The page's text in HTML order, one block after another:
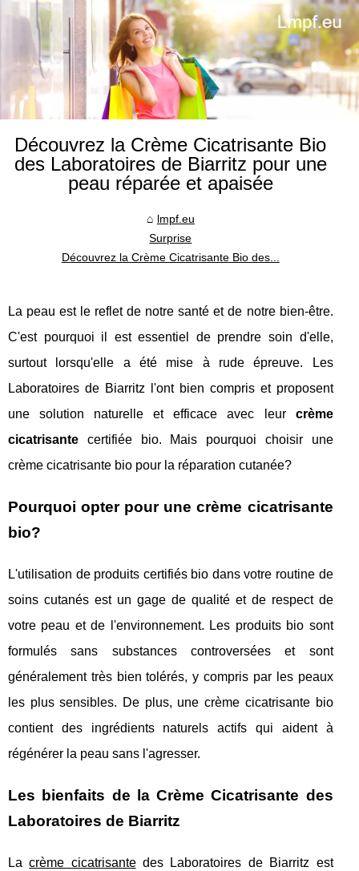
Découvrez la Crème Cicatrisante Bio
des Laboratoires de Biarritz pour une
peau réparée et apaisée
lmpf.eu
Surprise
Découvrez la Crème Cicatrisante Bio des...
La peau est le reflet de notre santé et de notre bien-être.
C'est pourquoi il est essentiel de prendre soin d'elle,
surtout lorsqu'elle a été mise à rude épreuve. Les
Laboratoires de Biarritz l'ont bien compris et proposent
une solution naturelle et efficace avec leur crème
cicatrisante certifiée bio. Mais pourquoi choisir une
crème cicatrisante bio pour la réparation cutanée?
Pourquoi opter pour une crème cicatrisante
bio?
L'utilisation de produits certifiés bio dans votre routine de
soins cutanés est un gage de qualité et de respect de
votre peau et de l'environnement. Les produits bio sont
formulés sans substances controversées et sont
généralement très bien tolérés, y compris par les peaux
les plus sensibles. De plus, une crème cicatrisante bio
contient des ingrédients naturels actifs qui aident à
régénérer la peau sans l'agresser.
Les bienfaits de la Crème Cicatrisante des
Laboratoires de Biarritz
Lacrème cicatrisantedes Laboratoires de Biarritz est